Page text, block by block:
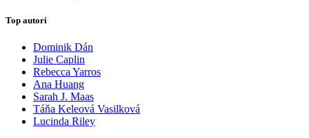
Top autori
Dominik Dán
Julie Caplin
Rebecca Yarros
Ana Huang
Sarah J. Maas
Táňa Keleová Vasilková
Lucinda Riley